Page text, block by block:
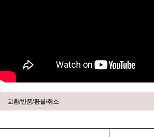
교환/반품/환불/취소